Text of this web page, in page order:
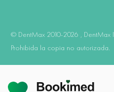
©️ DentMax 2010-2026 , DentMax
Prohibida la copia no autorizada.